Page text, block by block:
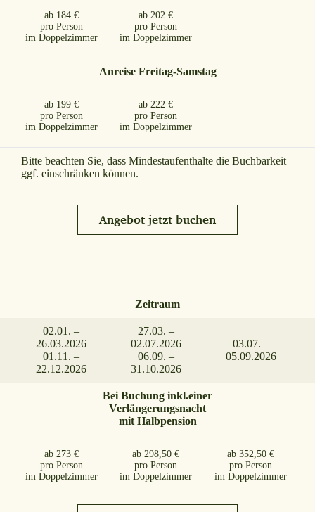
ab 184 €
pro Person
im Doppelzimmer
ab 202 €
pro Person
im Doppelzimmer
Anreise Freitag-Samstag
ab 199 €
pro Person
im Doppelzimmer
ab 222 €
pro Person
im Doppelzimmer
Bitte beachten Sie, dass Mindestaufenthalte die Buchbarkeit
ggf. einschränken können.
Angebot jetzt buchen
Zeitraum
02.01. –
26.03.2026
01.11. –
22.12.2026
27.03. –
02.07.2026
06.09. –
31.10.2026
03.07. –
05.09.2026
Bei Buchung inkl.einer
Verlängerungsnacht
mit Halbpension
ab 273 €
pro Person
im Doppelzimmer
ab 298,50 €
pro Person
im Doppelzimmer
ab 352,50 €
pro Person
im Doppelzimmer